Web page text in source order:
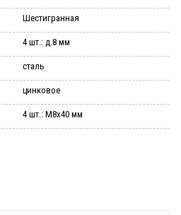
Шестигранная
4 шт.: д.8 мм
сталь
цинковое
4 шт.: М8х40 мм